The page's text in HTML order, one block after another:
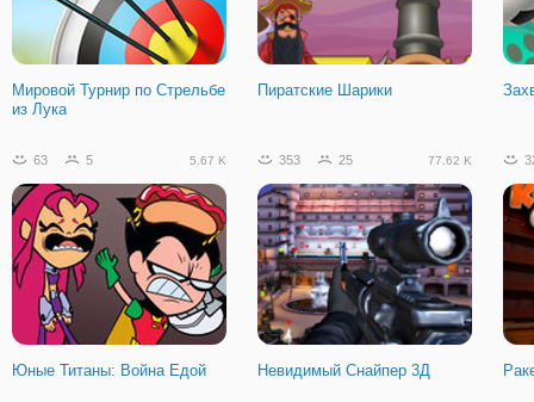
Мировой Турнир по Стрельбе
из Лука
Пиратские Шарики
63 5 5.67 K
Юные Титаны: Война Едой
353 25 77.62 K
Невидимый Снайпер 3Д